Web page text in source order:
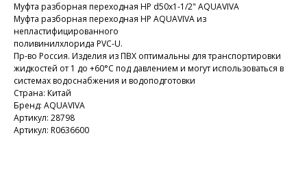
Муфта разборная переходная HР d50x1-1/2" AQUAVIVA
Муфта разборная переходная HР AQUAVIVA из
непластифицированного
поливинилхлорида PVC-U.
Пр-во Россия. Изделия из ПВХ оптимальны для транспортировки
жидкостей от 1 до +60°C под давлением и могут использоваться в
системах водоснабжения и водоподготовки
Страна: Китай
Бренд: AQUAVIVA
Артикул: 28798
Артикул: R0636600